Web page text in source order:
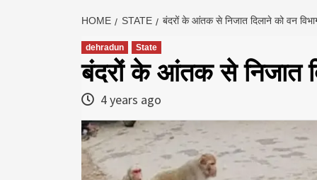
HOME STATE बंदरों के आंतक से निजात दिलाने को वन
dehradun State
बंदरों के आंतक से निजात
4 years ago